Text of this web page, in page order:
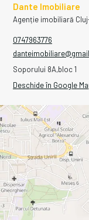
Dante Imobiliare
Agenție imobiliară
0747963776
Soporului 8A,bloc 1
Deschide în Google